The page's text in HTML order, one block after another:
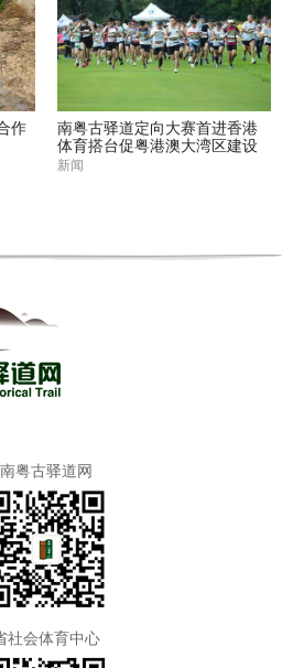
作
南粤古驿道定向大赛首进香港
体育搭台促粤港澳大湾区建设
新闻
南粤古驿道网
社会体育中心